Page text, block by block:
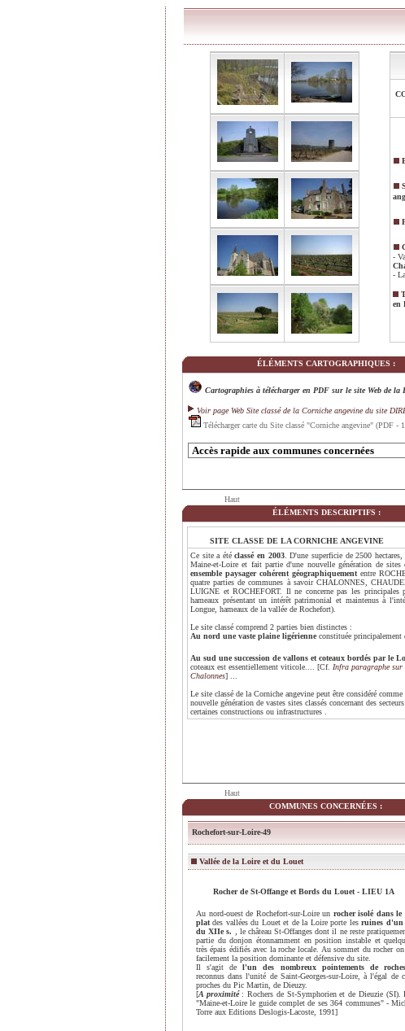
-
-
en
ÉLÉMENTS CARTOGRAPHIQUES :
Cartographies à télécharger en PDF sur lesite Web de la
Voir page Web Site classé de la Corniche angevine du site
Télécharger carte du Site classé "Corniche angevine" (PDF -
Haut
ÉLÉMENTS DESCRIPTIFS :
SITE CLASSE DE LA CORNICHE ANGEVINE
Ce site a étéclassé en 2003. D'une superficie de 2500
Maine-et-Loire et fait partie d'une nouvelle génération de sites
ensemble paysager cohérent géographiquement entre
quatre parties de communes à savoir CHALONNES,
LUIGNE et ROCHEFORT. Il ne concerne pas les principales
hameaux présentant un intérêt patrimonial et maintenus à
Longue, hameaux de la vallée de Rochefort).
Le site classé comprend 2 parties bien distinctes :
Au nord une vaste plaine ligérienne constituée principalement
Au sud une succession de vallons et coteaux bordés par le
coteaux est essentiellement viticole.... [Cf. Infra paragraphe sur
Chalonnes] ...
Le site classé de la Corniche angevine peut être considéré
nouvelle génération de vastes sites classés concernant des
certaines constructions ou infrastructures .
Haut
COMMUNES CONCERNÉES :
Rochefort-sur-Loire-49
Vallée de la Loire et du Louet
Rocher de St-Offange et Bords du Louet - LIEU 1A
Au nord-ouest de Rochefort-sur-Loire un rocher isolé dans le
plat des vallées du Louet et de la Loire porte lesruines d'un
du XIIe s.
, le château St-Offanges dont il ne reste
partie du donjon étonnamment en position instable et
très épais édifiés avec la roche locale. Au sommet du rocher
facilement la position dominante et défensive du site.
Il s'agit del'un des nombreux pointements de
reconnus dans l'unité de Saint-Georges-sur-Loire, à l'égal de
proches du Pic Martin, de Dieuzy.
[A proximité: Rochers de St-Symphorien et de Dieuzie (SI).
"Maine-et-Loire le guide complet de ses 364 communes" -
Torre aux Editions Deslogis-Lacoste, 1991]